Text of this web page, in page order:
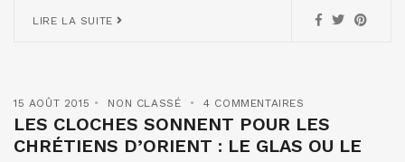
LIRE LA SUITE
15 AOÛT 2015 NON CLASSÉ 4 COMMENTAIRES
LES CLOCHES SONNENT POUR LES
CHRÉTIENS D’ORIENT : LE GLAS OU LE